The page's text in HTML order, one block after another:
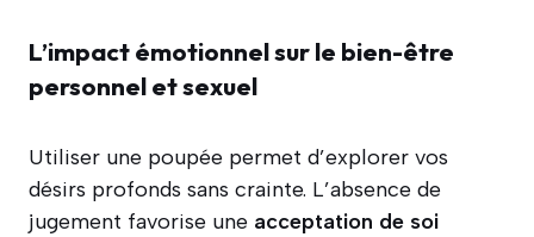
L’impact émotionnel sur le bien-être
personnel et sexuel
Utiliser une poupée permet d’explorer vos
désirs profonds sans crainte. L’absence de
jugement favorise une acceptation de soi